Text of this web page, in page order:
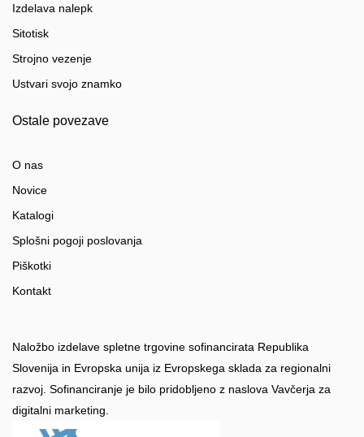
Izdelava nalepk
Sitotisk
Strojno vezenje
Ustvari svojo znamko
Ostale povezave
O nas
Novice
Katalogi
Splošni pogoji poslovanja
Piškotki
Kontakt
Naložbo izdelave spletne trgovine sofinancirata Republika
Slovenija in Evropska unija iz Evropskega sklada za regionalni
razvoj. Sofinanciranje je bilo pridobljeno z naslova Vavčerja za
digitalni marketing.